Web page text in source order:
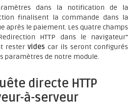
dans la notification de la
finalisent la commande dans la
après le paiement. Les quatre champs
HTTP dans le navigateur"
restervides car ils seront configurés
paramètres de notre module.
directe HTTP
à-serveur